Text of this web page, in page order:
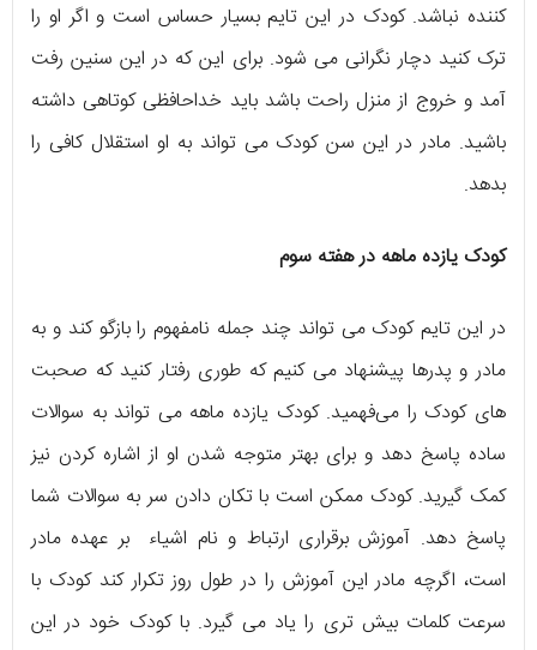
کننده نباشد. کودک در این تایم بسیار حساس است و اگر او را
ترک کنید دچار نگرانی می شود. برای این که در این سنین رفت
آمد و خروج از منزل راحت باشد باید خداحافظی کوتاهی داشته
باشید. مادر در این سن کودک می تواند به او استقلال کافی را
بدهد.
کودک یازده ماهه در هفته سوم
در این تایم کودک می تواند چند جمله نامفهوم را بازگو کند و به
مادر و پدرها پیشنهاد می کنیم که طوری رفتار کنید که صحبت
های کودک را می‌فهمید. کودک یازده ماهه می تواند به سوالات
ساده پاسخ دهد و برای بهتر متوجه شدن او از اشاره کردن نیز
کمک گیرید. کودک ممکن است با تکان دادن سر به سوالات شما
پاسخ دهد. آموزش برقراری ارتباط و نام اشیاء بر عهده مادر
است، اگرچه مادر این آموزش را در طول روز تکرار کند کودک با
سرعت کلمات بیش تری را یاد می گیرد. با کودک خود در این